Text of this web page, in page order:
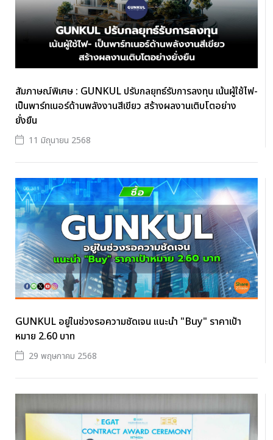
สัมภาษณ์พิเศษ : GUNKUL ปรับกลยุทธ์รับการลงทุน เน้นผู้ใช้ไฟ-
เป็นพาร์ทเนอร์ด้านพลังงานสีเขียว สร้างผลงานเติบโตอย่าง
ยั่งยืน
11 มิถุนายน 2568
GUNKUL อยู่ในช่วงรอความชัดเจน แนะนำ "Buy" ราคาเป้า
หมาย 2.60 บาท
29 พฤษภาคม 2568